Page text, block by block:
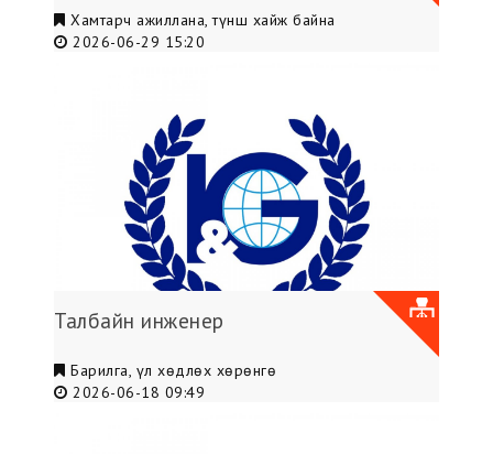
Хамтарч ажиллана, түнш хайж байна
2026-06-29 15:20
Талбайн инженер
Барилга, үл хөдлөх хөрөнгө
2026-06-18 09:49